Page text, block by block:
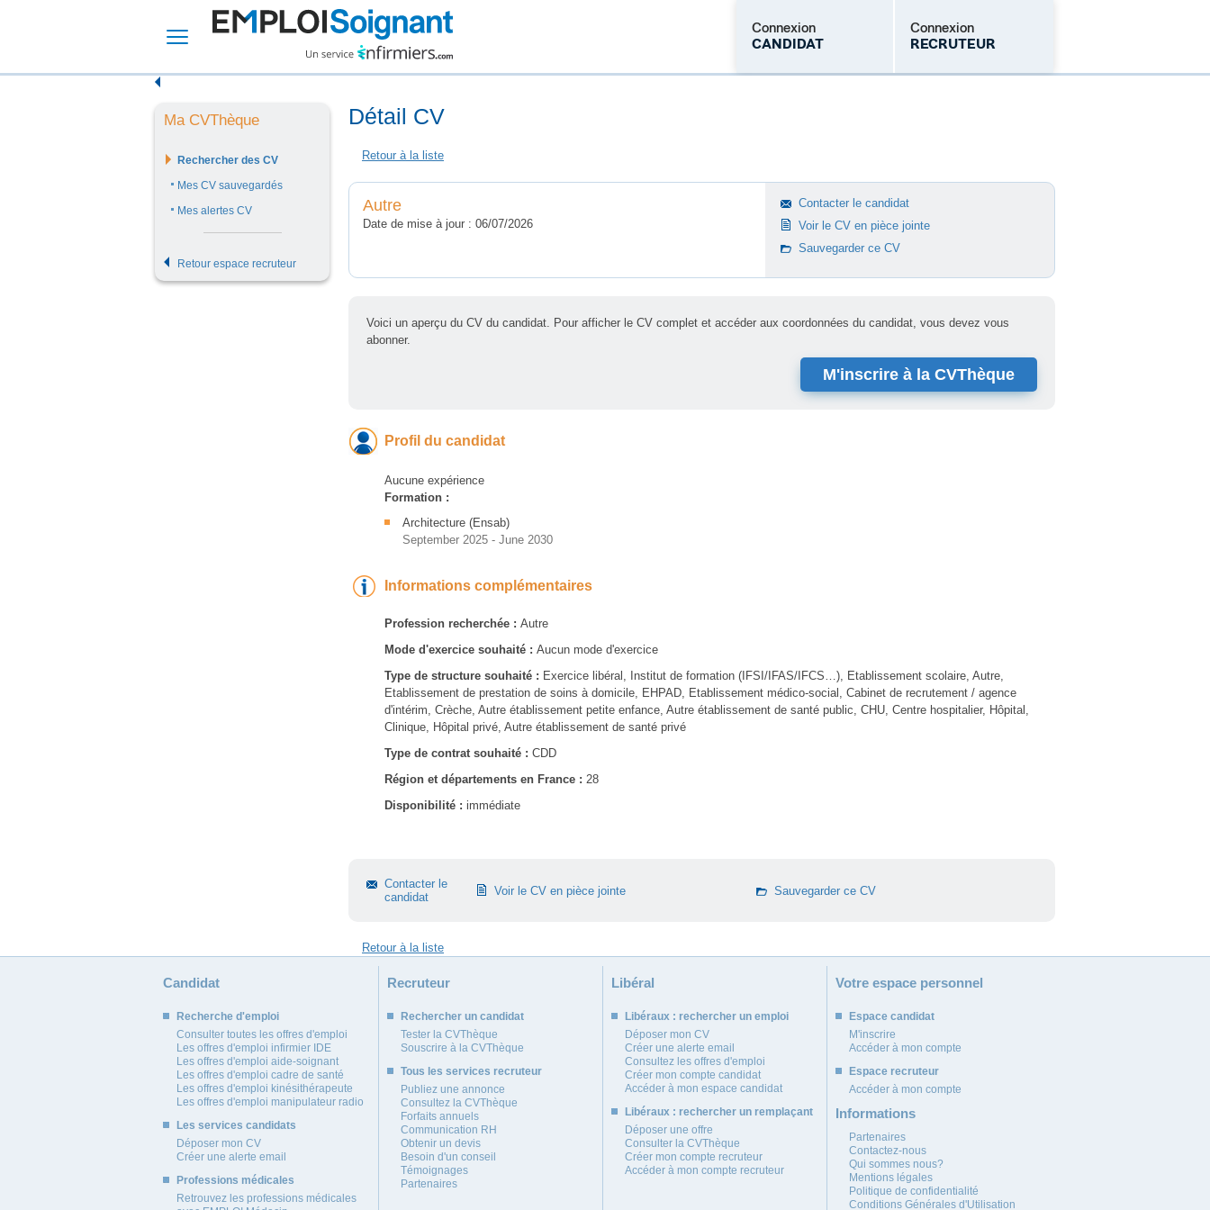
Connexion
CANDIDAT
Connexion
RECRUTEUR
Ma CVThèque
Rechercher des CV
Mes CV sauvegardés
Mes alertes CV
Retour espace recruteur
Détail CV
Autre
Date de mise à jour : 06/07/2026
Contacter le candidat
Voir le CV en pièce jointe
Sauvegarder ce CV
Voici un aperçu du CV du candidat. Pour afficher le CV complet et accéder aux coordonnées du candidat, vous devez vous
abonner.
M'inscrire à la CVThèque
Profil du candidat
Aucune expérience
Formation :
Architecture (Ensab)
September 2025 - June 2030
Informations complémentaires
Profession recherchée : Autre
Mode d'exercice souhaité : Aucun mode d'exercice
Type de structure souhaité : Exercice libéral, Institut de formation (IFSI/IFAS/IFCS…), Etablissement scolaire, Autre,
Etablissement de prestation de soins à domicile, EHPAD, Etablissement médico-social, Cabinet de recrutement / agence
d'intérim, Crèche, Autre établissement petite enfance, Autre établissement de santé public, CHU, Centre hospitalier, Hôpital,
Clinique, Hôpital privé, Autre établissement de santé privé
Type de contrat souhaité : CDD
Région et départements en France : 28
Disponibilité : immédiate
Contacter le
candidat
Voir le CV en pièce jointe Sauvegarder ce CV
Candidat
Recherche d'emploi
Consulter toutes les offres d'emploi
Les offres d'emploi infirmier IDE
Les offres d'emploi aide-soignant
Les offres d'emploi cadre de santé
Les offres d'emploi kinésithérapeute
Les offres d'emploi manipulateur radio
Les services candidats
Déposer mon CV
Créer une alerte email
Professions médicales
Retrouvez les professions médicales
Recruteur
Rechercher un candidat
Tester la CVThèque
Souscrire à la CVThèque
Tous les services recruteur
Publiez une annonce
Consultez la CVThèque
Forfaits annuels
Communication RH
Obtenir un devis
Besoin d'un conseil
Témoignages
Partenaires
Libéral
Libéraux : rechercher un emploi
Déposer mon CV
Créer une alerte email
Consultez les offres d'emploi
Créer mon compte candidat
Accéder à mon espace candidat
Libéraux : rechercher un remplaçant
Déposer une offre
Consulter la CVThèque
Créer mon compte recruteur
Accéder à mon compte recruteur
Votre espace personnel
Espace candidat
M'inscrire
Accéder à mon compte
Espace recruteur
Accéder à mon compte
Informations
Partenaires
Contactez-nous
Qui sommes nous?
Mentions légales
Politique de confidentialité
Conditions Générales d'Utilisation